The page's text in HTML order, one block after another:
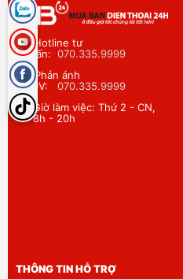
Hotline tư
vấn: 070.335.9999
Phản ánh
DV: 070.335.9999
Giờ làm việc: Thứ 2 - CN,
8h - 20h
THÔNG TIN HỖ TRỢ